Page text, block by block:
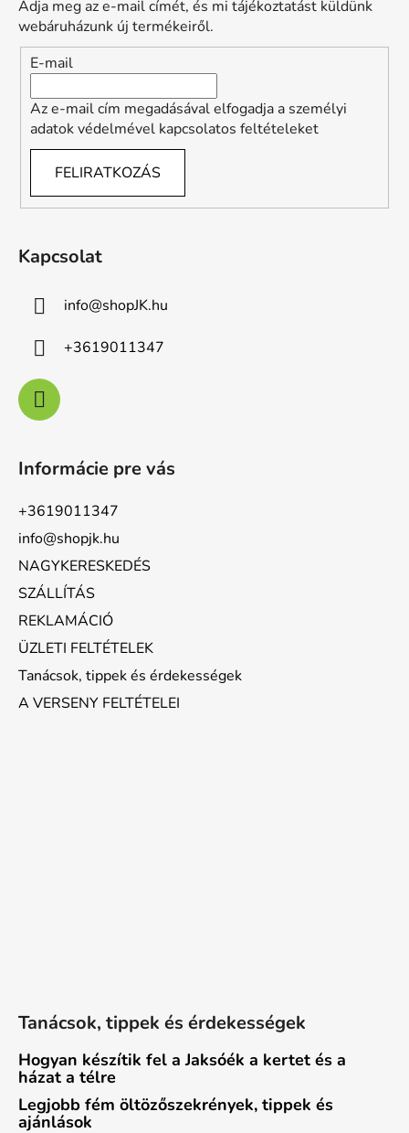
Adja meg az e-mail címét, és mi tájékoztatást küldünk
webáruházunk új termékeiről.
E-mail
Az e-mail cím megadásával elfogadja a személyi
adatok védelmével kapcsolatos feltételeket
FELIRATKOZÁS
Kapcsolat
info@shopJK.hu
+3619011347
Informácie pre vás
+3619011347
info@shopjk.hu
NAGYKERESKEDÉS
SZÁLLÍTÁS
REKLAMÁCIÓ
ÜZLETI FELTÉTELEK
Tanácsok, tippek és érdekességek
A VERSENY FELTÉTELEI
Tanácsok, tippek és érdekességek
Hogyan készítik fel a Jaksóék a kertet és a
házat a télre
Legjobb fém öltözőszekrények, tippek és
ajánlások